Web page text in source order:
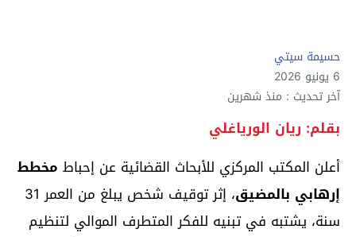
حسيمة سيتي
6 يونيو 2026
آخر تحديث : منذ شهرين
بقلم: ريان الورياغلي
أعلن المكتب المركزي للأبحاث القضائية عن إحباط مخطط
إرهابي بالمضيق
، إثر توقيف شخص يبلغ من العمر 31
سنة، يشتبه في تبنيه للفكر المتطرف الموالي لتنظيم